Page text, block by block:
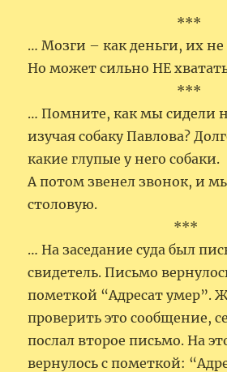
***
… Мозги – как деньги, их
Но может сильно HE
***
… Помните, как мы сидели
изучая собаку Павлова?
какие глупые у него собаки.
А потом звенел звонок, и
столовую.
***
… На заседание суда был
свидетель. Письмо
пометкой “Адресат умер”.
проверить это сообщение,
послал второе письмо. На
вернулось с пометкой: